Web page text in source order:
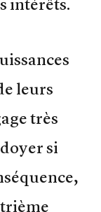
intérêts.
leurs
très
si